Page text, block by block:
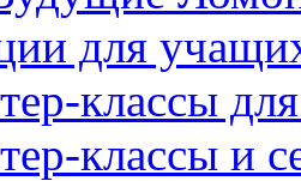
для
классы
классы и